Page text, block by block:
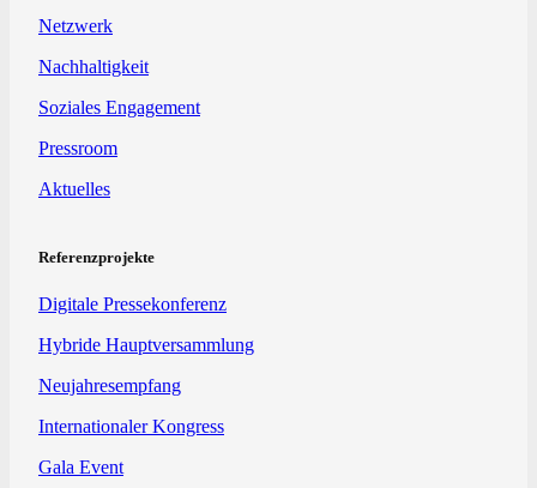
Netzwerk
Nachhaltigkeit
Soziales Engagement
Pressroom
Aktuelles
Referenzprojekte
Digitale Pressekonferenz
Hybride Hauptversammlung
Neujahresempfang
Internationaler Kongress
Gala Event